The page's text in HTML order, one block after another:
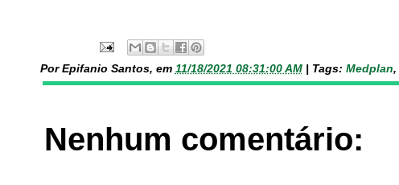
Por Epifanio Santos, em 11/18/2021 08:31:00 AM Tags: Medplan,
Nenhum comentário: